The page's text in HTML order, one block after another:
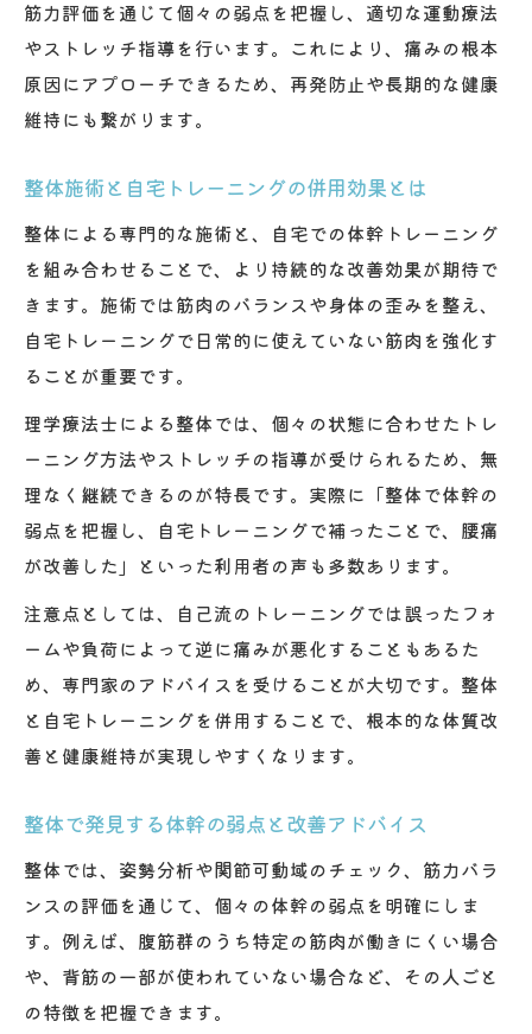
筋力評価を通じて個々の弱点を把握し、適切な運動療法
やストレッチ指導を行います。これにより、痛みの根本
原因にアプローチできるため、再発防止や長期的な健康
維持にも繋がります。
整体施術と自宅トレーニングの併用効果とは
整体による専門的な施術と、自宅での体幹トレーニング
を組み合わせることで、より持続的な改善効果が期待で
きます。施術では筋肉のバランスや身体の歪みを整え、
自宅トレーニングで日常的に使えていない筋肉を強化す
ることが重要です。
理学療法士による整体では、個々の状態に合わせたトレ
ーニング方法やストレッチの指導が受けられるため、無
理なく継続できるのが特長です。実際に「整体で体幹の
弱点を把握し、自宅トレーニングで補ったことで、腰痛
が改善した」といった利用者の声も多数あります。
注意点としては、自己流のトレーニングでは誤ったフォ
ームや負荷によって逆に痛みが悪化することもあるた
め、専門家のアドバイスを受けることが大切です。整体
と自宅トレーニングを併用することで、根本的な体質改
善と健康維持が実現しやすくなります。
整体で発見する体幹の弱点と改善アドバイス
整体では、姿勢分析や関節可動域のチェック、筋力バラ
ンスの評価を通じて、個々の体幹の弱点を明確にしま
す。例えば、腹筋群のうち特定の筋肉が働きにくい場合
や、背筋の一部が使われていない場合など、その人ごと
の特徴を把握できます。